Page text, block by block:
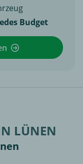
Budget
LÜNEN